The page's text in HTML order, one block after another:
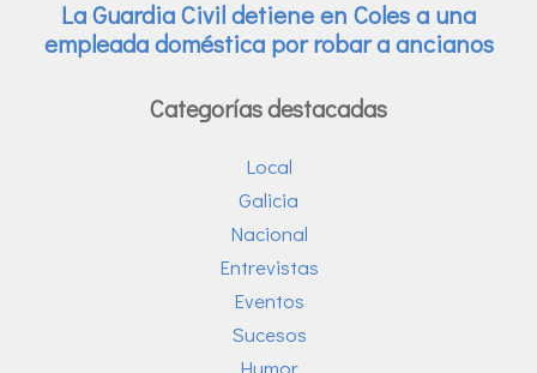
Categorías destacadas
Local
Galicia
Nacional
Entrevistas
Eventos
Sucesos